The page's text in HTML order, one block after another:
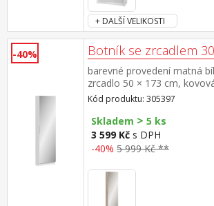
+ DALŠÍ VELIKOSTI
-40% Botník se zrcadlem
barevné provedení matná
zrcadlo 50 × 173 cm,
možná na levou i pravou
12 párů bot
Kód produktu: 305397
Skladem > 5 ks
3 599 Kč s DPH
-40% 5 999 Kč **